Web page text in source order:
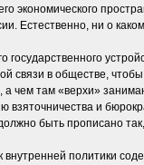
экономического
Естественно, ни о
государственного
связи в обществе,
а чем там «верхи»
взяточничества и
быть прописано
внутренней политики